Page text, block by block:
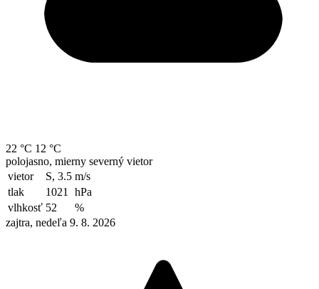
22 °C 12 °C
polojasno, mierny severný vietor
vietor
S, 3.5 m/s
tlak
1021 hPa
vlhkosť 52
%
zajtra, nedeľa 9. 8. 2026